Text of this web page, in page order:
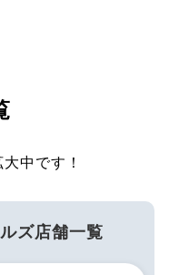
中です！
ズ店舗一覧